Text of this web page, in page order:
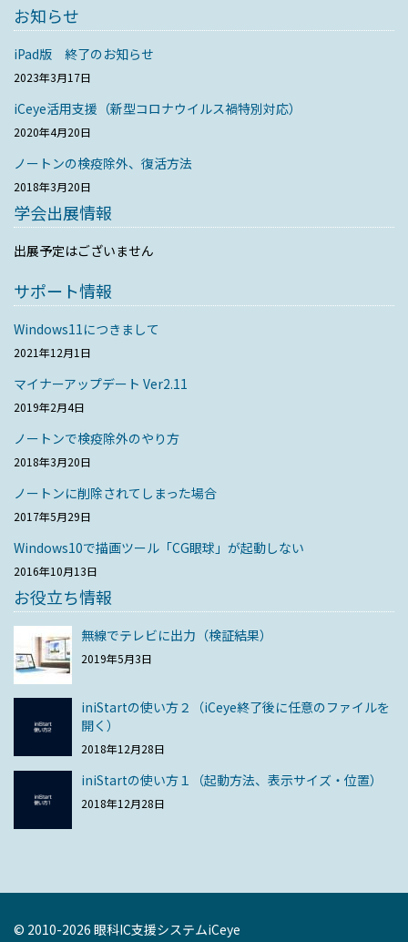
お知らせ
iPad版 終了のお知らせ
2023年3月17日
iCeye活用支援（新型コロナウイルス禍特別対応）
2020年4月20日
ノートンの検疫除外、復活方法
2018年3月20日
学会出展情報
出展予定はございません
サポート情報
Windows11につきまして
2021年12月1日
マイナーアップデート Ver2.11
2019年2月4日
ノートンで検疫除外のやり方
2018年3月20日
ノートンに削除されてしまった場合
2017年5月29日
Windows10で描画ツール「CG眼球」が起動しない
2016年10月13日
お役立ち情報
無線でテレビに出力（検証結果）
2019年5月3日
iniStartの使い方２（iCeye終了後に任意のファイルを
開く）
2018年12月28日
iniStartの使い方１（起動方法、表示サイズ・位置）
2018年12月28日
© 2010-2026 眼科IC支援システムiCeye